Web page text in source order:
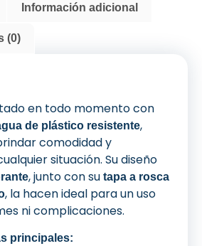
Información adicional
(0)
en todo momento con
de plástico resistente,
comodidad y
situación. Su diseño
, junto con su tapa a rosca
, la hacen ideal para un uso
ni complicaciones.
principales: